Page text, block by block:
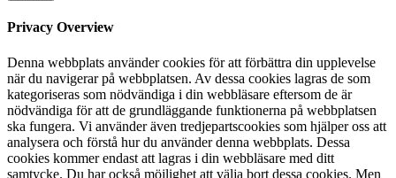
Privacy Overview
Denna webbplats använder cookies för att förbättra din upplevelse
när du navigerar på webbplatsen. Av dessa cookies lagras de som
kategoriseras som nödvändiga i din webbläsare eftersom de är
nödvändiga för att de grundläggande funktionerna på webbplatsen
ska fungera. Vi använder även tredjepartscookies som hjälper oss att
analysera och förstå hur du använder denna webbplats. Dessa
cookies kommer endast att lagras i din webbläsare med ditt
samtycke. Du har också möjlighet att välja bort dessa cookies. Men